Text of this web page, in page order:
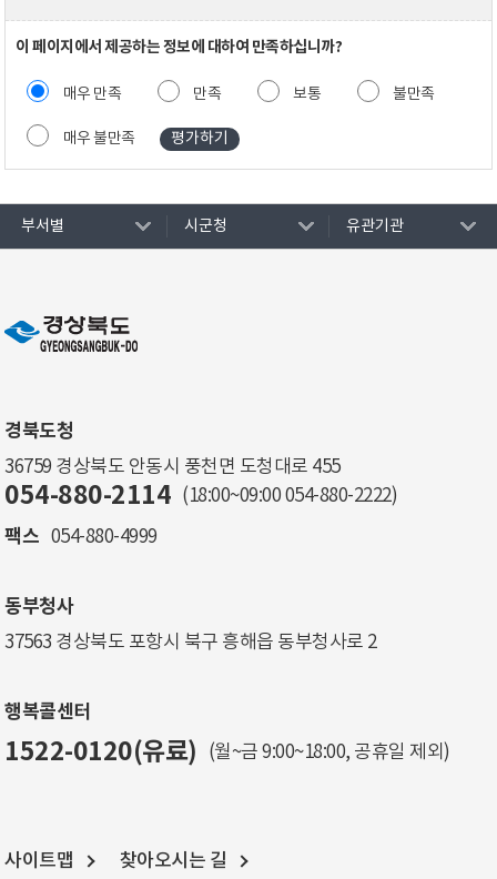
이 페이지에서 제공하는 정보에 대하여 만족하십니까?
매우 만족 만족 보통 불만족
매우 불만족
부서별 시군청 유관기관
경북도청
36759 경상북도 안동시 풍천면 도청대로 455
054-880-2114 (18:00~09:00 054-880-2222)
팩스 054-880-4999
동부청사
37563 경상북도 포항시 북구 흥해읍 동부청사로 2
행복콜센터
1522-0120(유료) (월~금 9:00~18:00, 공휴일 제외)
사이트맵 찾아오시는 길